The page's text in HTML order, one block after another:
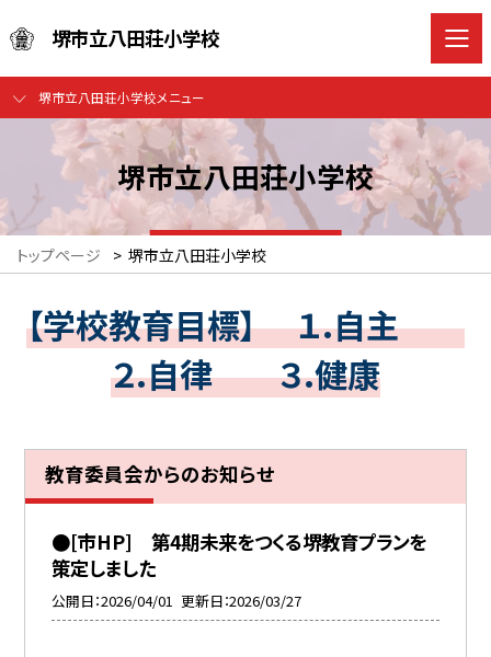
堺市立八田荘小学校
堺市立八田荘小学校メニュー
堺市立八田荘小学校
トップページ > 堺市立八田荘小学校
【学校教育目標】 １.自主
２.自律 ３.健康
教育委員会からのお知らせ
●[市HP] 第4期未来をつくる堺教育プランを
策定しました
公開日 2026/04/01 更新日 2026/03/27